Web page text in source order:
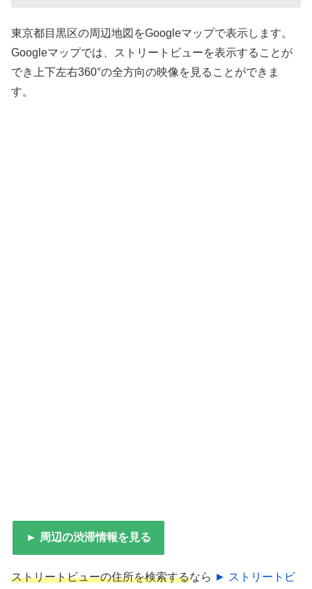
東京都目黒区の周辺地図をGoogleマップで表示します。
Googleマップでは、ストリートビューを表示することが
でき上下左右360°の全方向の映像を見ることができま
す。
► 周辺の渋滞情報を見る
ストリートビューの住所を検索するなら ► ストリートビ